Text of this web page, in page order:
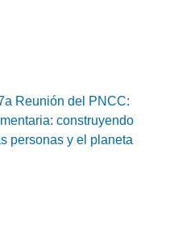
Reunión del PNCC:
construyendo
personas y el planeta